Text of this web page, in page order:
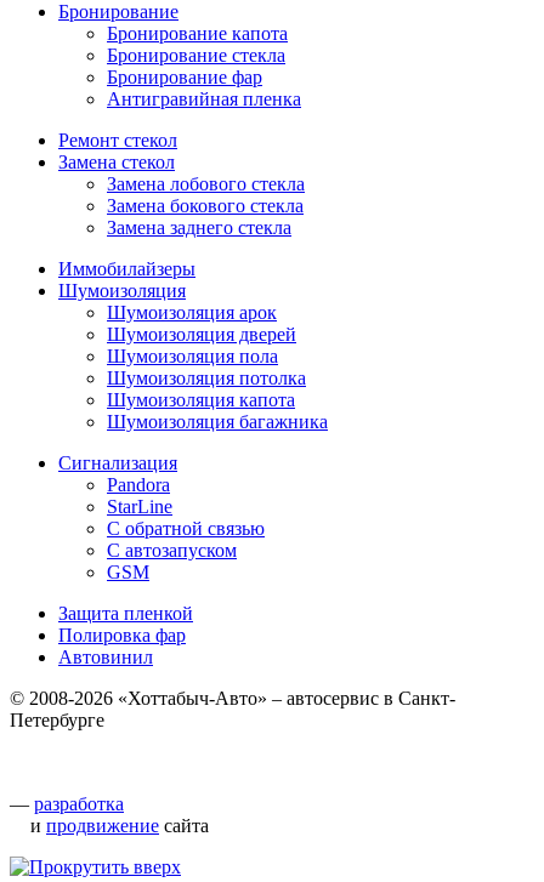
Бронирование
Бронирование капота
Бронирование стекла
Бронирование фар
Антигравийная пленка
Ремонт стекол
Замена стекол
Замена лобового стекла
Замена бокового стекла
Замена заднего стекла
Иммобилайзеры
Шумоизоляция
Шумоизоляция арок
Шумоизоляция дверей
Шумоизоляция пола
Шумоизоляция потолка
Шумоизоляция капота
Шумоизоляция багажника
Сигнализация
Pandora
StarLine
С обратной связью
С автозапуском
GSM
Защита пленкой
Полировка фар
Автовинил
© 2008-2026 «Хоттабыч-Авто» – автосервис в Санкт-
Петербурге
— разработка
и продвижение сайта